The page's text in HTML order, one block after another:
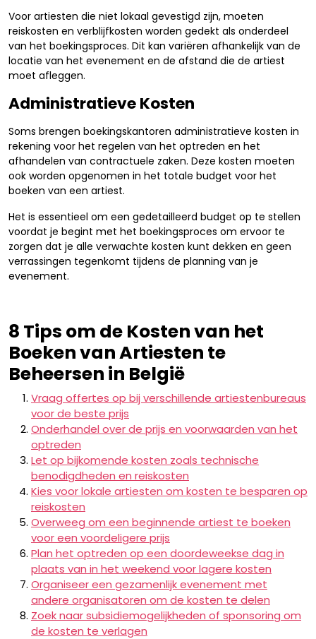
Voor artiesten die niet lokaal gevestigd zijn, moeten
reiskosten en verblijfkosten worden gedekt als onderdeel
van het boekingsproces. Dit kan variëren afhankelijk van de
locatie van het evenement en de afstand die de artiest
moet afleggen.
Administratieve Kosten
Soms brengen boekingskantoren administratieve kosten in
rekening voor het regelen van het optreden en het
afhandelen van contractuele zaken. Deze kosten moeten
ook worden opgenomen in het totale budget voor het
boeken van een artiest.
Het is essentieel om een gedetailleerd budget op te stellen
voordat je begint met het boekingsproces om ervoor te
zorgen dat je alle verwachte kosten kunt dekken en geen
verrassingen tegenkomt tijdens de planning van je
evenement.
8 Tips om de Kosten van het
Boeken van Artiesten te
Beheersen in België
Vraag offertes op bij verschillende artiestenbureaus
voor de beste prijs
Onderhandel over de prijs en voorwaarden van het
optreden
Let op bijkomende kosten zoals technische
benodigdheden en reiskosten
Kies voor lokale artiesten om kosten te besparen op
reiskosten
Overweeg om een beginnende artiest te boeken
voor een voordeligere prijs
Plan het optreden op een doordeweekse dag in
plaats van in het weekend voor lagere kosten
Organiseer een gezamenlijk evenement met
andere organisatoren om de kosten te delen
Zoek naar subsidiemogelijkheden of sponsoring om
de kosten te verlagen